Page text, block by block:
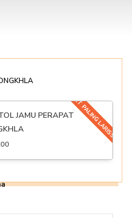
SET PALING LARISSS
JAMU PERAPAT